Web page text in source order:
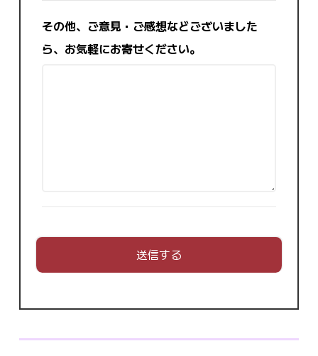
その他、ご意見・ご感想などございました
ら、お気軽にお寄せください。